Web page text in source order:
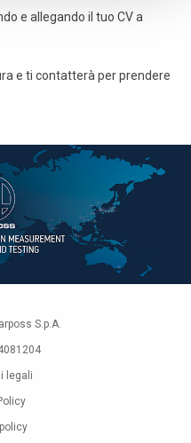
e allegando il tuo CV a
e ti contatterà per prendere
S.p.A.
legali